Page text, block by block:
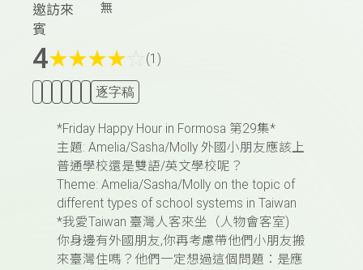
邀訪來
賓
無
4★★★★ (1)
逐字稿
*Friday Happy Hour in Formosa 第29集*
主題: Amelia/Sasha/Molly 外國小朋友應該上
普通學校還是雙語/英文學校呢？
Theme: Amelia/Sasha/Molly on the topic of
different types of school systems in Taiwan
*我愛Taiwan 臺灣人客來坐（人物會客室)
你身邊有外國朋友,你再考慮帶他們小朋友搬
來臺灣住嗎？他們一定想過這個問題：是應